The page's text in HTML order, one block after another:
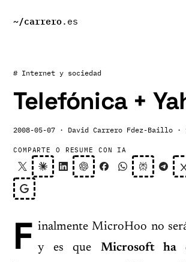
~/carrero.es
# Internet y sociedad
Telefónica +
2008-05-07 · David Carrero Fdez-Baillo ·
COMPARTE O RESUME CON IA
F inalmente MicroHoo no
y es que Microsoft ha